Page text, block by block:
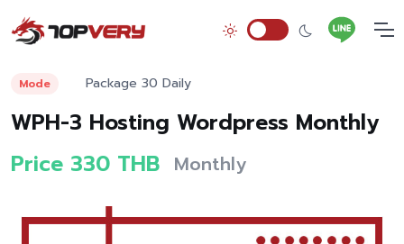
Mode Package 30 Daily
WPH-3 Hosting Wordpress Monthly
Price 330 THB Monthly